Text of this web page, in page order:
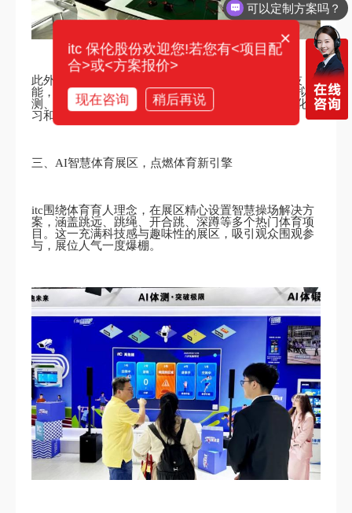
此外，系统还有效赋能教育全场景，提升学生实验技
能，培养科学探究精神，通过“自由学、专项练、模拟
测、在线考、智能评”这一创新模式，真正实现个性化学
习和自主发展。
三、AI智慧体育展区，点燃体育新引擎
itc围绕体育育人理念，在展区精心设置智慧操场解决方
案，涵盖跳远、跳绳、开合跳、深蹲等多个热门体育项
目。这一充满科技感与趣味性的展区，吸引观众围观参
与，展位人气一度爆棚。
你们电话多少？
×
itc 保伦股份欢迎您!若您有<项目配
合>或<方案报价>
现在咨询 稍后再说